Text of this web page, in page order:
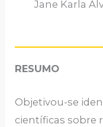
Jane Karla
RESUMO
Objetivou-se
científicas sobre